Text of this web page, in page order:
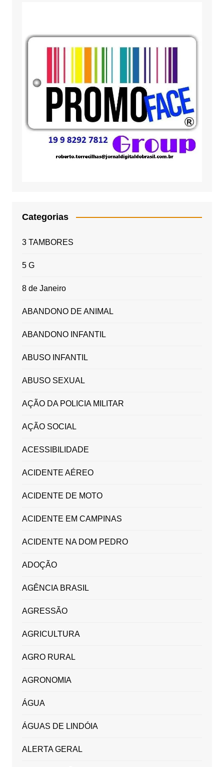
Categorias
3 TAMBORES
5 G
8 de Janeiro
ABANDONO DE ANIMAL
ABANDONO INFANTIL
ABUSO INFANTIL
ABUSO SEXUAL
AÇÃO DA POLICIA MILITAR
AÇÃO SOCIAL
ACESSIBILIDADE
ACIDENTE AÉREO
ACIDENTE DE MOTO
ACIDENTE EM CAMPINAS
ACIDENTE NA DOM PEDRO
ADOÇÃO
AGÊNCIA BRASIL
AGRESSÃO
AGRICULTURA
AGRO RURAL
AGRONOMIA
ÁGUA
ÁGUAS DE LINDÓIA
ALERTA GERAL